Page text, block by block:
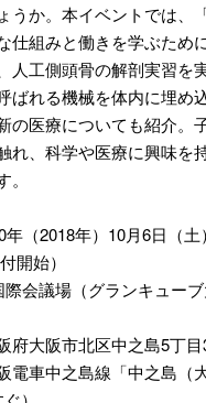
うか。本イベントでは、
仕組みと働きを学ぶため
人工側頭骨の解剖実習を
ばれる機械を体内に埋め
の医療についても紹介。
れ、科学や医療に興味を
2018年）10月6日（土
開始）
議場（グランキューブ
北区中之島5丁目
島線「中之島（大